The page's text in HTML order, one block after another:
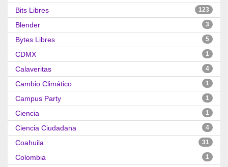
Bits Libres 123
Blender 3
Bytes Libres 5
CDMX 1
Calaveritas 4
Cambio Climático 1
Campus Party 1
Ciencia 1
Ciencia Ciudadana 4
Coahuila 31
Colombia 1